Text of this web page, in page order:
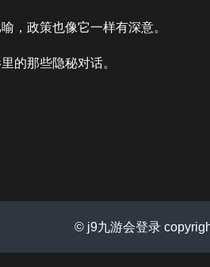
，政策也像它一样有深意。
的那些隐秘对话。
© j9九游会登录